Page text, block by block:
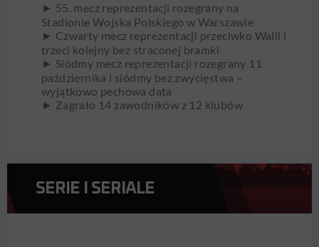
► 55. mecz reprezentacji rozegrany na
Stadionie Wojska Polskiego w Warszawie
► Czwarty mecz reprezentacji przeciwko Walii i
trzeci kolejny bez straconej bramki
► Siódmy mecz reprezentacji rozegrany 11
października i siódmy bez zwycięstwa –
wyjątkowo pechowa data
► Zagrało 14 zawodników z 12 klubów
SERIE I SERIALE